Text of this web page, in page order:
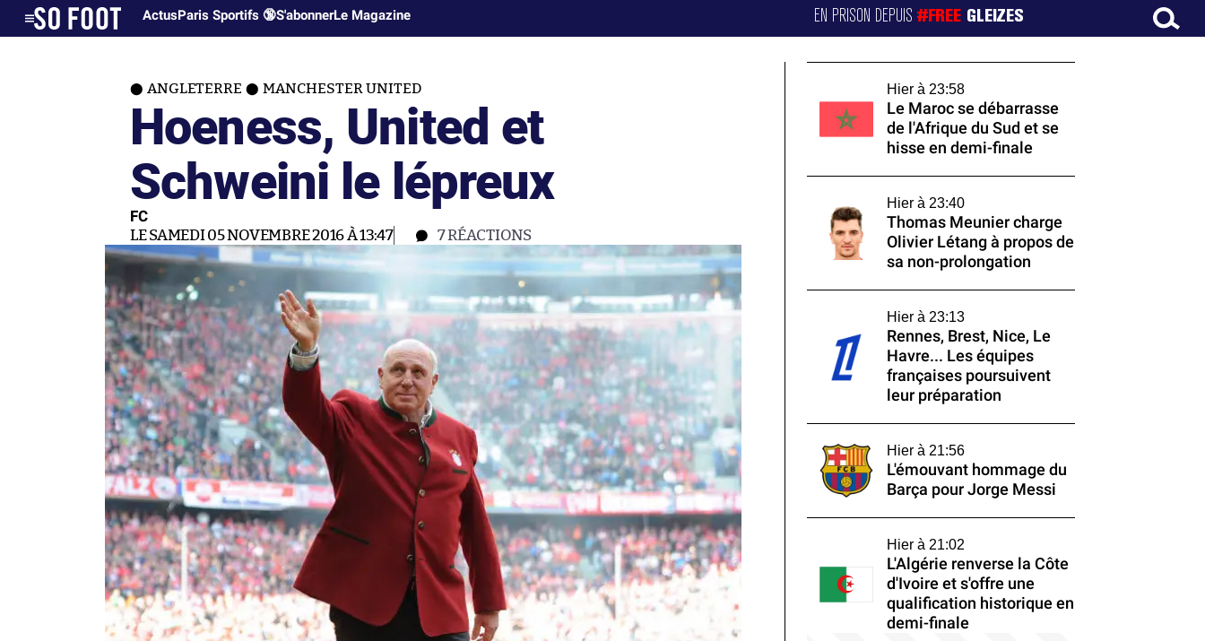
ActusParis Sportifs 🔞S'abonnerLe Magazine EN PRISON DEPUIS#FREE GLEIZES
ANGLETERRE MANCHESTER UNITED
Hoeness, United et
Schweini le lépreux
FC
LE SAMEDI 05 NOVEMBRE 2016 À 13:47 7RÉACTIONS
Hier à 23:58
Le Maroc se débarrasse
de l'Afrique du Sud et se
hisse en demi-finale
Hier à 23:40
Thomas Meunier charge
Olivier Létang à propos de
sa non-prolongation
Hier à 23:13
Rennes, Brest, Nice, Le
Havre... Les équipes
françaises poursuivent
leur préparation
Hier à 21:56
L'émouvant hommage du
Barça pour Jorge Messi
Hier à 21:02
L'Algérie renverse la Côte
d'Ivoire et s'offre une
qualification historique en
demi-finale